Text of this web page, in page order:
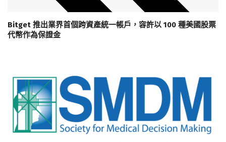
Bitget 推出業界首個跨資產統一帳戶，容許以 100 種美國股票
代幣作為保證金